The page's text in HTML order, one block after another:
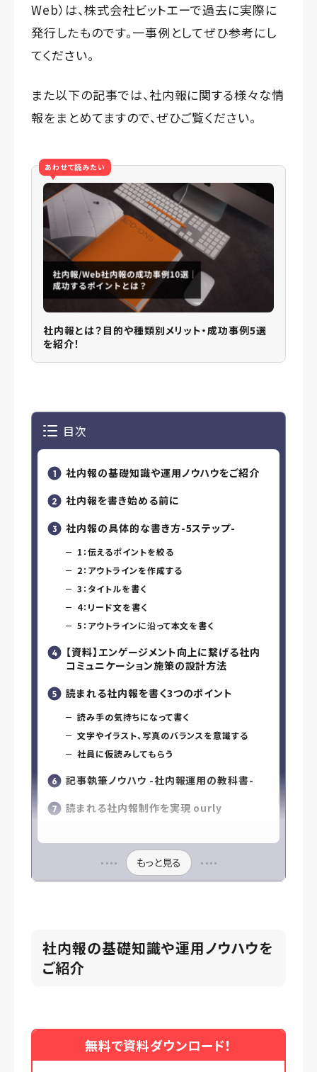
Web）は、株式会社ビットエーで過去に実際に
発行したものです。一事例としてぜひ参考にし
てください。
また以下の記事では、社内報に関する様々な情
報をまとめてますので、ぜひご覧ください。
あわせて読みたい
社内報とは？目的や種類別メリット・成功事例5選
を紹介！
目次
社内報の基礎知識や運用ノウハウをご紹介
社内報を書き始める前に
社内報の具体的な書き方-5ステップ-
1：伝えるポイントを絞る
2：アウトラインを作成する
3：タイトルを書く
4：リード文を書く
5：アウトラインに沿って本文を書く
【資料】エンゲージメント向上に繋げる社内
コミュニケーション施策の設計方法
読まれる社内報を書く3つのポイント
読み手の気持ちになって書く
文字やイラスト、写真のバランスを意識する
社員に仮読みしてもらう
記事執筆ノウハウ -社内報運用の教科書-
読まれる社内報制作を実現 ourly
もっと見る
社内報の基礎知識や運用ノウハウを
ご紹介
無料で資料ダウンロード！